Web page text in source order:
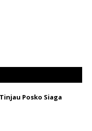
Posko Siaga